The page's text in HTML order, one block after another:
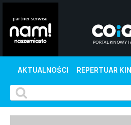
AKTUALNOŚCI REPERTUAR KIN